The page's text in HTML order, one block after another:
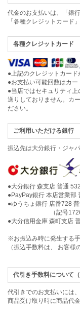
代金のお支払いは、「銀
「各種クレジットカード
各種クレジットカード
●上記のクレジットカード
●お支払い可能回数はカー
●当店ではセキュリティ
送りしておりません。カ
ださい。
ご利用いただける銀行
振込先は大分銀行・ジャ
●大分銀行 森支店 普通
●PayPay銀行 本店営業部
●ゆうちょ銀行 店番728
（記号17260 番
●大分信用金庫 森町支店
※お振込み時に発生する
（振込手数料は、 お客様
代引き手数料について
代引きでのお支払いには
商品受け取り時に商品代